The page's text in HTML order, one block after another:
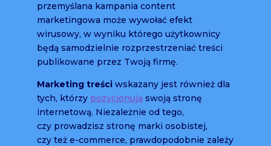
przemyślana kampania content
marketingowa może wywołać efekt
wirusowy, w wyniku którego użytkownicy
będą samodzielnie rozprzestrzeniać treści
publikowane przez Twoją firmę.
Marketing treści wskazany jest również dla
tych, którzy pozycjonują swoją stronę
internetową. Niezależnie od tego,
czy prowadzisz stronę marki osobistej,
czy też e-commerce, prawdopodobnie zależy